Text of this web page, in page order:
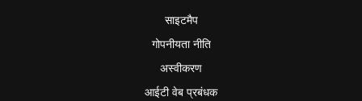
साइटमैप
गोपनीयता नीति
अस्वीकरण
आईटी वेब प्रबंधक